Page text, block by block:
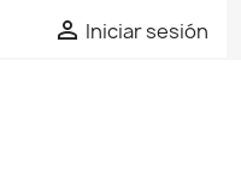
 Iniciar sesión